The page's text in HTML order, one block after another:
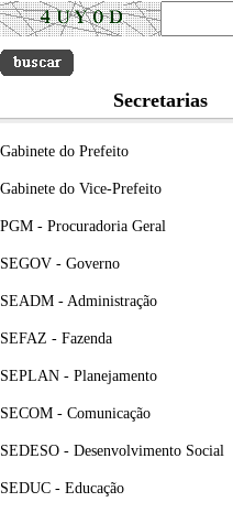
Secretarias
Gabinete do Prefeito
Gabinete do Vice-Prefeito
PGM - Procuradoria Geral
SEGOV - Governo
SEADM - Administração
SEFAZ - Fazenda
SEPLAN - Planejamento
SECOM - Comunicação
SEDESO - Desenvolvimento Social
SEDUC - Educação